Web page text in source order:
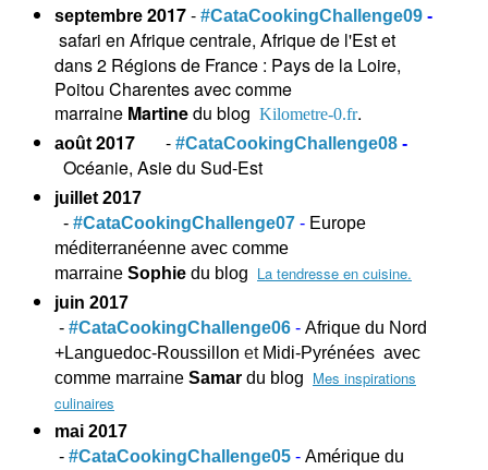
septembre 2017- #CataCookingChallenge09 -
safari en Afrique centrale, Afrique de l'Est et
dans 2 Régions de France : Pays de la Loire,
Poitou Charentes avec comme
marraine Martinedu blog Kilometre-0.fr.
août2017 - #CataCookingChallenge08 -
Océanie, Asie du Sud-Est
juillet 2017
- #CataCookingChallenge07 - Europe
méditerranéenne avec comme
marraine Sophie du blog La tendresse en cuisine.
juin 2017
- #CataCookingChallenge06 - Afrique du Nord
+Languedoc-Roussillon et Midi-Pyrénées avec
comme marraine Samar du blog Mes inspirations
culinaires
mai 2017
- #CataCookingChallenge05 - Amérique du